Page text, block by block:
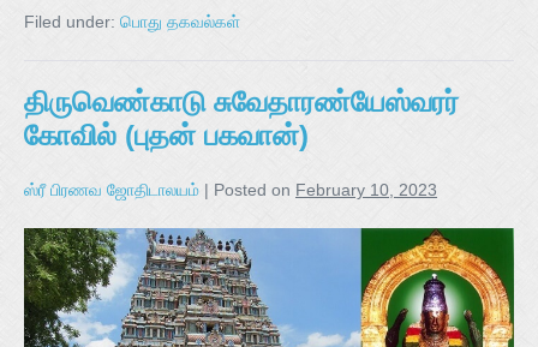
Filed under: பொது தகவல்கள்
திருவெண்காடு சுவேதாரண்யேஸ்வரர்
கோவில் (புதன் பகவான்)
ஸ்ரீ பிரணவ ஜோதிடாலயம் | Posted on February 10, 2023